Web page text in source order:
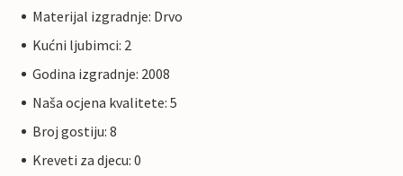
Materijal izgradnje: Drvo
Kućni ljubimci: 2
Godina izgradnje: 2008
Naša ocjena kvalitete: 5
Broj gostiju: 8
Kreveti za djecu: 0